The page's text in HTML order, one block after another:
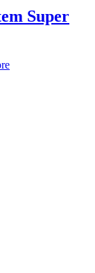
Super